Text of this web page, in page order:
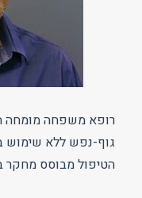
רופא משפחה מומחה
גוף-נפש ללא שימוש
הטיפול מבוסס מחקר